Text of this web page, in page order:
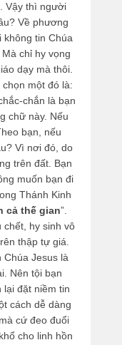
Vậy thì người
Về phương
tin Chúa
chỉ hy vọng
dạy mà thôi.
một đó là:
chắn là bạn
chữ này. Nếu
bạn, nếu
Vì nơi đó, do
trên đất. Bạn
muốn bạn đi
Thánh Kinh
cả thế gian”.
chết, hy sinh vô
thập tự giá.
Chúa Jesus là
Nên tội bạn
đặt niềm tin
cách dễ dàng
cứ đeo đuổi
cho linh hồn